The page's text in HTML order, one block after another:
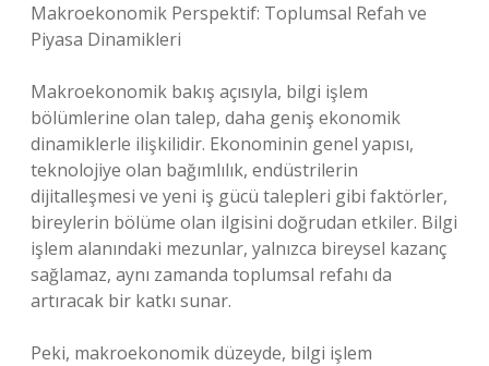
Makroekonomik Perspektif: Toplumsal Refah ve
Piyasa Dinamikleri
Makroekonomik bakış açısıyla, bilgi işlem
bölümlerine olan talep, daha geniş ekonomik
dinamiklerle ilişkilidir. Ekonominin genel yapısı,
teknolojiye olan bağımlılık, endüstrilerin
dijitalleşmesi ve yeni iş gücü talepleri gibi faktörler,
bireylerin bölüme olan ilgisini doğrudan etkiler. Bilgi
işlem alanındaki mezunlar, yalnızca bireysel kazanç
sağlamaz, aynı zamanda toplumsal refahı da
artıracak bir katkı sunar.
Peki, makroekonomik düzeyde, bilgi işlem